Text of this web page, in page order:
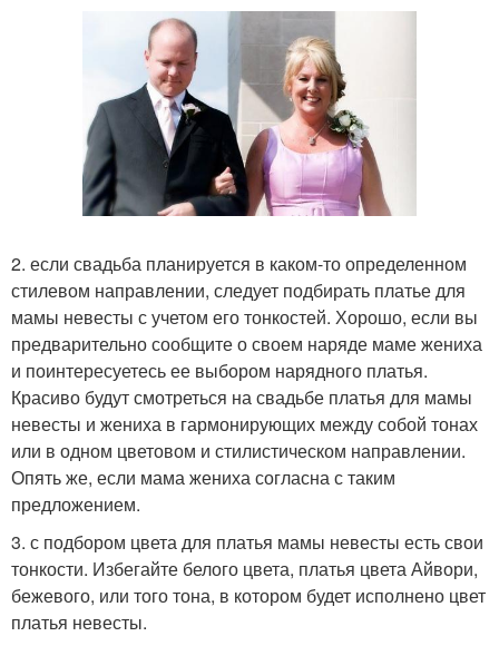
2. если свадьба планируется в каком-то определенном
стилевом направлении, следует подбирать платье для
мамы невесты с учетом его тонкостей. Хорошо, если вы
предварительно сообщите о своем наряде маме жениха
и поинтересуетесь ее выбором нарядного платья.
Красиво будут смотреться на свадьбе платья для мамы
невесты и жениха в гармонирующих между собой тонах
или в одном цветовом и стилистическом направлении.
Опять же, если мама жениха согласна с таким
предложением.
3. с подбором цвета для платья мамы невесты есть свои
тонкости. Избегайте белого цвета, платья цвета Айвори,
бежевого, или того тона, в котором будет исполнено цвет
платья невесты.